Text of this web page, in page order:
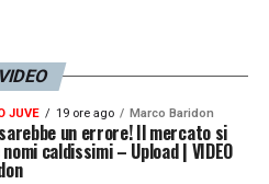
VIDEO
JUVE 19 ore ago Marco Baridon
un errore! Il mercato si
caldissimi – Upload | VIDEO